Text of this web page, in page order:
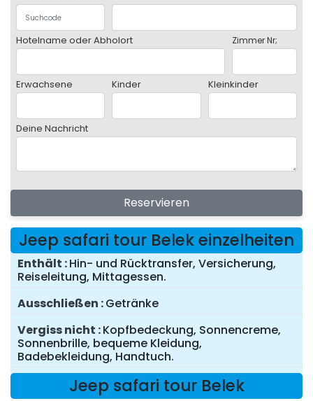
Hotelname oder Abholort Zimmer Nr;
Erwachsene Kinder Kleinkinder
Deine Nachricht
Reservieren
Jeep safari tour Belek einzelheiten
Enthält Hin- und Rücktransfer, Versicherung,
Reiseleitung, Mittagessen.
Ausschließen Getränke
Vergiss nicht Kopfbedeckung, Sonnencreme,
Sonnenbrille, bequeme Kleidung,
Badebekleidung, Handtuch.
Jeep safari tour Belek